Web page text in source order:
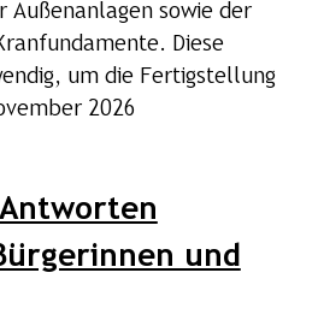
Außenanlagen sowie der
Diese
um die Fertigstellung
2026
und